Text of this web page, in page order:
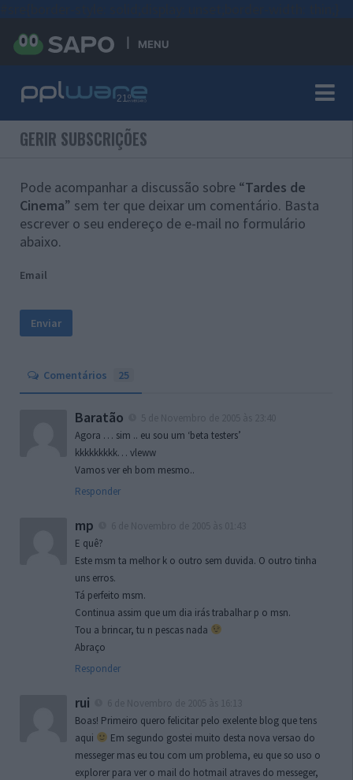
MENU
GERIR SUBSCRIÇÕES
Pode acompanhar a discussão sobre “Tardes de
Cinema” sem ter que deixar um comentário. Basta
escrever o seu endereço de e-mail no formulário
abaixo.
Email
Comentários 25
Baratão
Agora … sim .. eu sou um ‘beta testers’
kkkkkkkkk… vleww
Vamos ver eh bom mesmo..
Responder
mp
E quê?
Este msm ta melhor k o outro sem duvida. O outro tinha
uns erros.
Tá perfeito msm.
Continua assim que um dia irás trabalhar p o msn.
Tou a brincar, tu n pescas nada
Abraço
Responder
rui
Boas! Primeiro quero felicitar pelo exelente blog que tens
aqui
Em segundo gostei muito desta nova versao do
messeger mas eu tou com um problema, eu que so uso o
explorer para ver o mail do hotmail atraves do messeger,